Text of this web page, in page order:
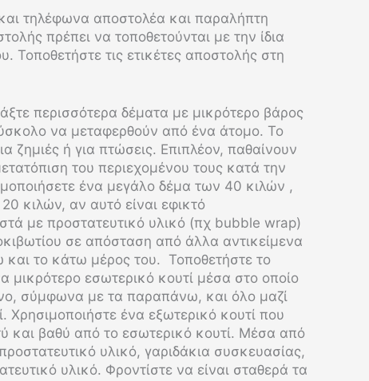
και τηλέφωνα αποστολέα και παραλήπτη
πρέπει να τοποθετούνται με την ίδια
Τοποθετήστε τις ετικέτες αποστολής στη
περισσότερα δέματα με μικρότερο βάρος
να μεταφερθούν από ένα άτομο. Το
ζημιές ή για πτώσεις. Επιπλέον, παθαίνουν
του περιεχομένου τους κατά την
ένα μεγάλο δέμα των 40 κιλών ,
κιλών, αν αυτό είναι εφικτό
με προστατευτικό υλικό (πχ bubble wrap)
σε απόσταση από άλλα αντικείμενα
και το κάτω μέρος του. Τοποθετήστε το
μικρότερο εσωτερικό κουτί μέσα στο οποίο
σύμφωνα με τα παραπάνω, και όλο μαζί
ένα εξωτερικό κουτί που
και βαθύ από το εσωτερικό κουτί. Μέσα από
υλικό, γαριδάκια συσκευασίας,
υλικό. Φροντίστε να είναι σταθερά τα